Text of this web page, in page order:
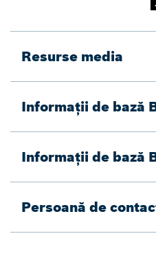
Resurse media
Informații de bază
Informații de bază
Persoană de